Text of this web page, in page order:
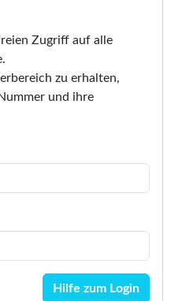
Zugriff auf alle
zu erhalten,
und ihre
Hilfe zum Login